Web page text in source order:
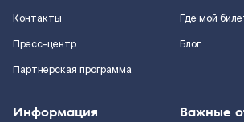
Контакты
Пресс-центр
Партнерская программа
Где мой
Блог
Информация Важные